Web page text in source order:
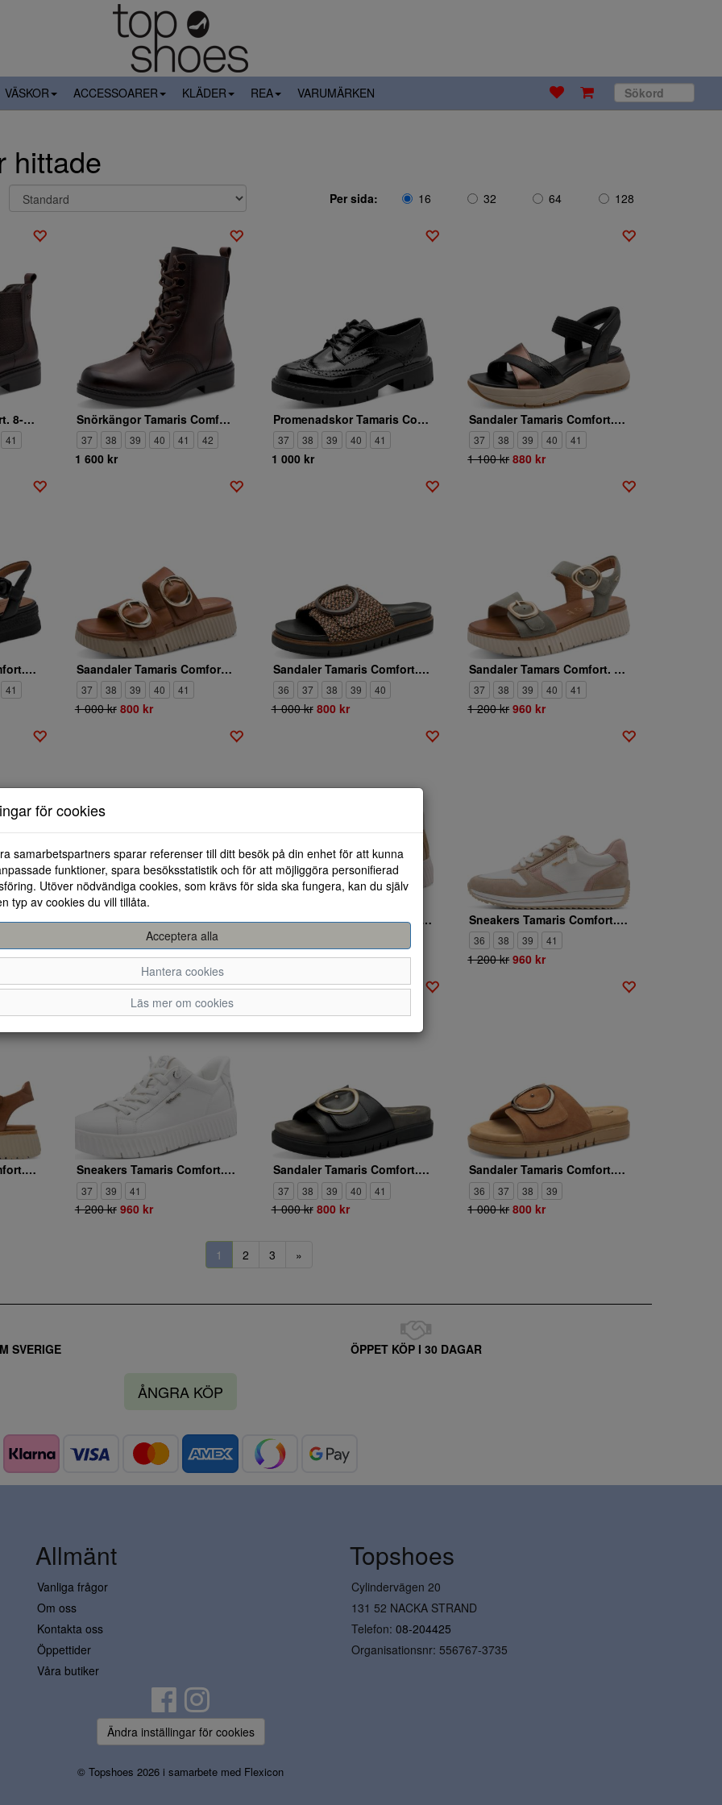
VÄSKOR ACCESSOARER KLÄDER REA VARUMÄRKEN
hittade
Per sida: 16 32 64 128
Boots Tamaris Comfort. 8-85307-43-304
41
Snörkängor Tamaris Comfort. 8-85107-43-304
37 38 39 40 41 42
1 600 kr
Promenadskor Tamaris Comfort. 8-83711-47-018
37 38 39 40 41
1 000 kr
Sandaler Tamaris Comfort. 8-88740-46-098
37 38 39 40 41
1 100 kr 880 kr
Sandaler Tamaris Comfort. 8-88736-46-007
41
Saandaler Tamaris Comfort. 8-87217-46-305
37 38 39 40 41
1 000 kr 800 kr
Sandaler Tamaris Comfort. 8-87108-46-001
36 37 38 39 40
1 000 kr 800 kr
Sandaler Tamars Comfort. 8-88721-44-712
37 38 39 40 41
1 200 kr 960 kr
Sandaler Tamaris Comfort. 8-88209-46-001 Sandaletter Tamaris Comfort. 8-88323-46-414
39 41
1 000 kr 800 kr
Sneakers Tamaris Comfort. 8-83720-45-311
1 200 kr 960 kr
Sneakers Tamaris Comfort. 8-83734-46-434
36 38 39 41
1 200 kr 960 kr
Sandaler Tamaris Comfort. 8-88720-44/440 Sneakers Tamaris Comfort. 8-83720-45/100
37 39 41
1 200 kr 960 kr
Sandaler Tamaris Comfort. 8-87106-42/022
37 38 39 40 41
1 000 kr 800 kr
Sandaler Tamaris Comfort. 8-87106-42/306
36 37 38 39
1 000 kr 800 kr
1 2 3 »
SVERIGE ÖPPET KÖP I 30 DAGAR
ÅNGRA KÖP
för cookies
samarbetspartners sparar referenser till ditt besök på din enhet för att kunna
funktioner, spara besöksstatistik och för att möjliggöra personifierad
Utöver nödvändiga cookies, som krävs för sida ska fungera, kan du själv
typ av cookies du vill tillåta.
Acceptera alla
Hantera cookies
Läs mer om cookies
Allmänt
Vanliga frågor
Om oss
Kontakta oss
Öppettider
Våra butiker
Topshoes
Cylindervägen 20
131 52 NACKA STRAND
Telefon: 08-204425
Organisationsnr: 556767-3735
Ändra inställingar för cookies
© Topshoes 2026 i samarbete med Flexicon